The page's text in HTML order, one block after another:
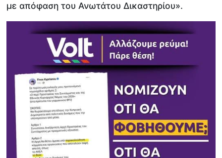
με απόφαση του Ανωτάτου Δικαστηρίου».